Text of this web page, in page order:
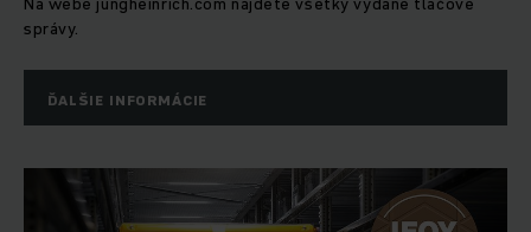
správy.
ĎALŠIE INFORMÁCIE